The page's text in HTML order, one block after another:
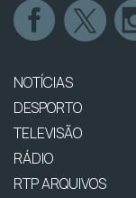
NOTÍCIAS
DESPORTO
TELEVISÃO
RÁDIO
RTP ARQUIVOS